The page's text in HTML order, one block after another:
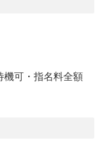
機可・指名料全額